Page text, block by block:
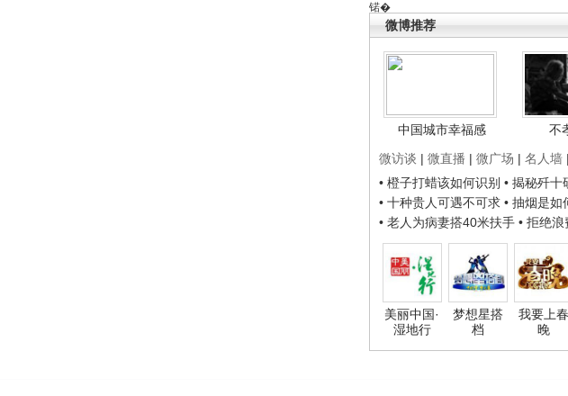
锘�
微博推荐
中国城市幸福感
不
微访谈 | 微直播 | 微广场 | 名人墙 |
• 橙子打蜡该如何识别 • 揭秘歼十
• 十种贵人可遇不可求 • 抽烟是如
• 老人为病妻搭40米扶手 • 拒绝
美丽中国·
湿地行
梦想星搭
档
我要上春
晚